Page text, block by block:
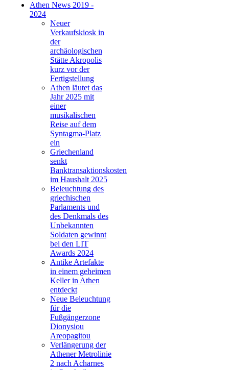
Athen News 2019 -
2024
Neuer
Verkaufskiosk in
der
archäologischen
Stätte Akropolis
kurz vor der
Fertigstellung
Athen läutet das
Jahr 2025 mit
einer
musikalischen
Reise auf dem
Syntagma-Platz
ein
Griechenland
senkt
Banktransaktionskosten
im Haushalt 2025
Beleuchtung des
griechischen
Parlaments und
des Denkmals des
Unbekannten
Soldaten gewinnt
bei den LIT
Awards 2024
Antike Artefakte
in einem geheimen
Keller in Athen
entdeckt
Neue Beleuchtung
für die
Fußgängerzone
Dionysiou
Areopagitou
Verlängerung der
Athener Metrolinie
2 nach Acharnes